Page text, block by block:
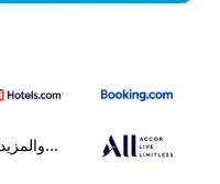
...والمزيد